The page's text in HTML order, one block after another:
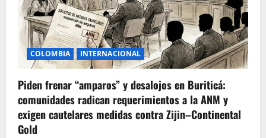
COLOMBIA INTERNACIONAL
Piden frenar “amparos” y desalojos en Buriticá:
comunidades radican requerimientos a la ANM y
exigen cautelares medidas contra Zijin–Continental
Gold